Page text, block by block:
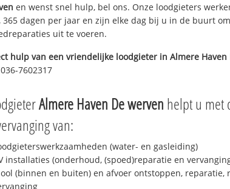
en wenst snel hulp, bel ons. Onze loodgieters
365 dagen per jaar en zijn elke dag bij u in de buurt om
uit te voeren.
hulp van een vriendelijke loodgieter in Almere Haven
7602317
Almere Haven De werven helpt u met
van:
(water- en gasleiding)
installaties (onderhoud, (spoed)reparatie en
(binnen en buiten) en afvoer ontstoppen, reparatie,